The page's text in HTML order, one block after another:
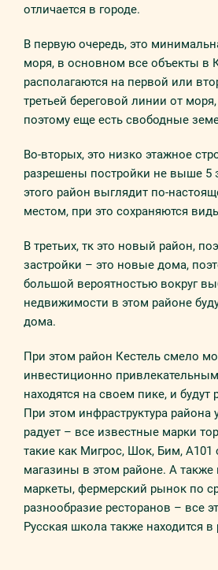
отличается в городе.
В первую очередь, это
моря, в основном все объекты в
располагаются на первой или
третьей береговой линии от
поэтому еще есть свободные
Во-вторых, это низко этажное
разрешены постройки не выше 5
этого район выглядит по-
местом, при это сохраняются
В третьих, тк это новый район,
застройки – это новые дома,
большой вероятностью вокруг
недвижимости в этом районе
дома.
При этом район Кестель смело
инвестиционно
находятся на своем пике, и будут
При этом инфраструктура района
радует – все известные марки
такие как Мигрос, Шок, Бим, А101
магазины в этом районе. А
маркеты, фермерский рынок по
разнообразие ресторанов – все
Русская школа также находится в